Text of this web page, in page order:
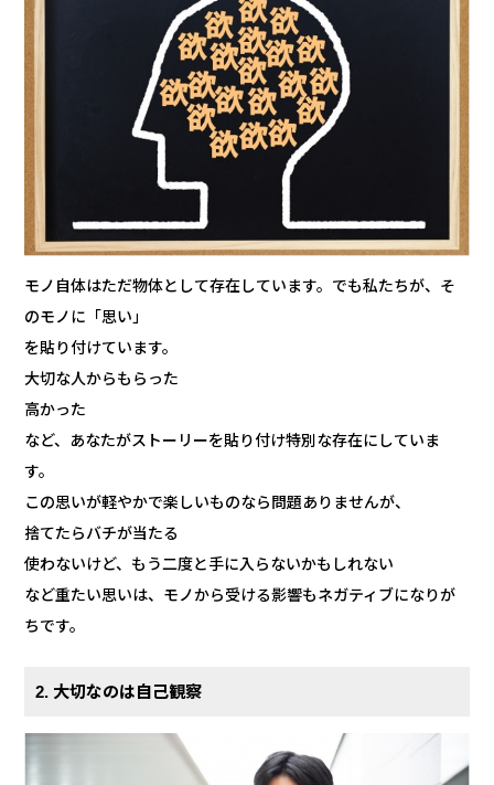
モノ自体はただ物体として存在しています。でも私たちが、そ
のモノに「思い」
を貼り付けています。
大切な人からもらった
高かった
など、あなたがストーリーを貼り付け特別な存在にしていま
す。
この思いが軽やかで楽しいものなら問題ありませんが、
捨てたらバチが当たる
使わないけど、もう二度と手に入らないかもしれない
など重たい思いは、モノから受ける影響もネガティブになりが
ちです。
2. 大切なのは自己観察